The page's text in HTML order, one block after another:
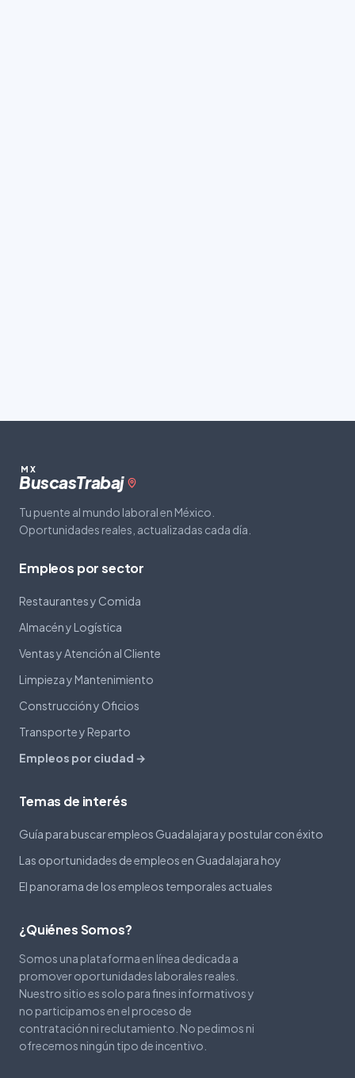
MX
BuscasTrabaj
Tu puente al mundo laboral en México.
Oportunidades reales, actualizadas cada día.
Empleos por sector
Restaurantes y Comida
Almacén y Logística
Ventas y Atención al Cliente
Limpieza y Mantenimiento
Construcción y Oficios
Transporte y Reparto
Empleos por ciudad →
Temas de interés
Guía para buscar empleos Guadalajara y postular con éxito
Las oportunidades de empleos en Guadalajara hoy
El panorama de los empleos temporales actuales
¿Quiénes Somos?
Somos una plataforma en línea dedicada a
promover oportunidades laborales reales.
Nuestro sitio es solo para fines informativos y
no participamos en el proceso de
contratación ni reclutamiento. No pedimos ni
ofrecemos ningún tipo de incentivo.